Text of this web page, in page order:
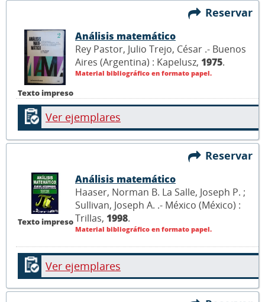
Reservar
Texto impreso
Análisis matemático
Rey Pastor, Julio Trejo, César .- Buenos
Aires (Argentina) : Kapelusz, 1975.
Material bibliográfico en formato papel.
Ver ejemplares
Reservar
Texto impreso
Análisis matemático
Haaser, Norman B. La Salle, Joseph P. ;
Sullivan, Joseph A. .- México (México) :
Trillas, 1998.
Material bibliográfico en formato papel.
Ver ejemplares